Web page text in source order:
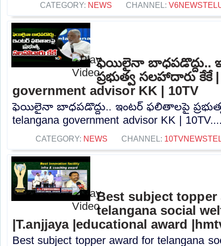
CATEGORY: NEWS CHANNEL:
ఫెయిలైనా బాధపడొద్దు..
ప్రభుత్వ సలహాదారు కేకే
government advisor KK | 10TV
ఫెయిలైనా బాధపడొద్దు.. ఇంటర్ ఫలితాలపై
telangana government advisor KK |
CATEGORY: NEWS CHANNEL:
Best subject topper
telangana social
|T.anjjaya |educational award
Best subject topper award for telangana